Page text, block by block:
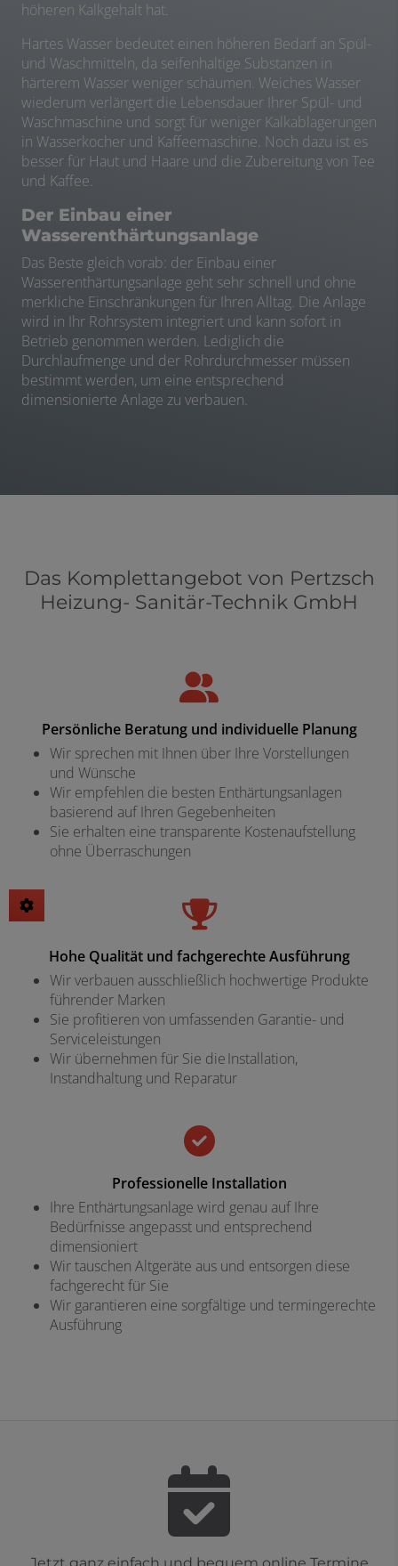
höheren Kalkgehalt hat.
Hartes Wasser bedeutet einen höheren Bedarf an Spül-
und Waschmitteln, da seifenhaltige Substanzen in
härterem Wasser weniger schäumen. Weiches Wasser
wiederum verlängert die Lebensdauer Ihrer Spül- und
Waschmaschine und sorgt für weniger Kalkablagerungen
in Wasserkocher und Kaffeemaschine. Noch dazu ist es
besser für Haut und Haare und die Zubereitung von Tee
und Kaffee.
Der Einbau einer
Wasserenthärtungsanlage
Das Beste gleich vorab: der Einbau einer
Wasserenthärtungsanlage geht sehr schnell und ohne
merkliche Einschränkungen für Ihren Alltag. Die Anlage
wird in Ihr Rohrsystem integriert und kann sofort in
Betrieb genommen werden. Lediglich die
Durchlaufmenge und der Rohrdurchmesser müssen
bestimmt werden, um eine entsprechend
dimensionierte Anlage zu verbauen.
Das Komplettangebot von Pertzsch
Heizung- Sanitär-Technik GmbH
Persönliche Beratung und individuelle Planung
Wir sprechen mit Ihnen über Ihre Vorstellungen
und Wünsche
Wir empfehlen die besten Enthärtungsanlagen
basierend auf Ihren Gegebenheiten
Sie erhalten eine transparente Kostenaufstellung
ohne Überraschungen
Hohe Qualität und fachgerechte Ausführung
Wir verbauen ausschließlich hochwertige Produkte
führender Marken
Sie profitieren von umfassenden Garantie- und
Serviceleistungen
Wir übernehmen für Sie die Installation,
Instandhaltung und Reparatur
Professionelle Installation
Ihre Enthärtungsanlage wird genau auf Ihre
Bedürfnisse angepasst und entsprechend
dimensioniert
Wir tauschen Altgeräte aus und entsorgen diese
fachgerecht für Sie
Wir garantieren eine sorgfältige und termingerechte
Ausführung
Jetzt ganz einfach und bequem online Termine